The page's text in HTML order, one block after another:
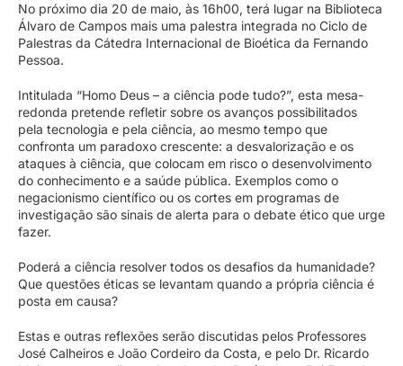
No próximo dia 20 de maio, às 16h00, terá lugar na Biblioteca
Álvaro de Campos mais uma palestra integrada no Ciclo de
Palestras da Cátedra Internacional de Bioética da Fernando
Pessoa.
Intitulada “Homo Deus – a ciência pode tudo?”, esta mesa-
redonda pretende refletir sobre os avanços possibilitados
pela tecnologia e pela ciência, ao mesmo tempo que
confronta um paradoxo crescente: a desvalorização e os
ataques à ciência, que colocam em risco o desenvolvimento
do conhecimento e a saúde pública. Exemplos como o
negacionismo científico ou os cortes em programas de
investigação são sinais de alerta para o debate ético que urge
fazer.
Poderá a ciência resolver todos os desafios da humanidade?
Que questões éticas se levantam quando a própria ciência é
posta em causa?
Estas e outras reflexões serão discutidas pelos Professores
José Calheiros e João Cordeiro da Costa, e pelo Dr. Ricardo